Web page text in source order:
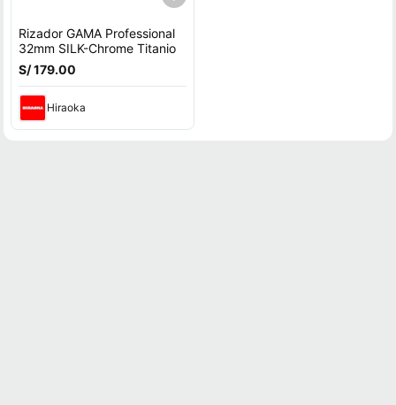
Rizador GAMA Professional
32mm SILK-Chrome Titanio
S/ 179.00
Hiraoka